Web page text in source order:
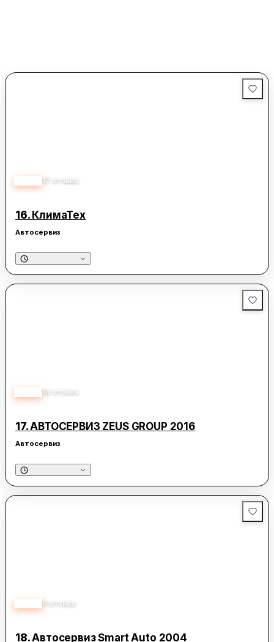
17 отзива
16. КлимаТех
Автосервиз
14 отзива
17.АВТОСЕРВИЗ ZEUS GROUP 2016
Автосервиз
8 отзива
18.Автосервиз Smart Auto 2004